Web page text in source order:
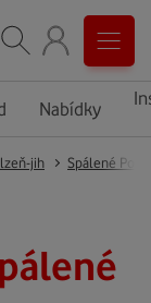
Nabídky
jih Spálené Poříčí